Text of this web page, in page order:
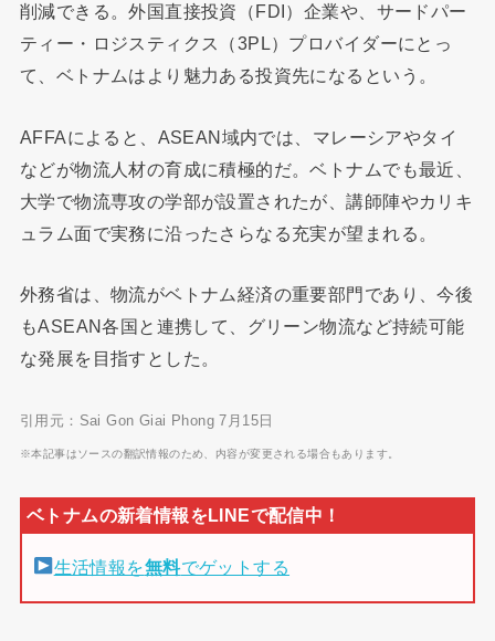
削減できる。外国直接投資（FDI）企業や、サードパー
ティー・ロジスティクス（3PL）プロバイダーにとっ
て、ベトナムはより魅力ある投資先になるという。
AFFAによると、ASEAN域内では、マレーシアやタイ
などが物流人材の育成に積極的だ。ベトナムでも最近、
大学で物流専攻の学部が設置されたが、講師陣やカリキ
ュラム面で実務に沿ったさらなる充実が望まれる。
外務省は、物流がベトナム経済の重要部門であり、今後
もASEAN各国と連携して、グリーン物流など持続可能
な発展を目指すとした。
引用元：Sai Gon Giai Phong 7月15日
※本記事はソースの翻訳情報のため、内容が変更される場合もあります。
生活情報を無料でゲットする